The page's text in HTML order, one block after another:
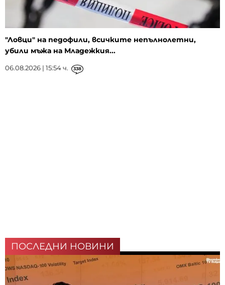
"Ловци" на педофили, всичките непълнолетни,
убили мъжа на Младежкия...
06.08.2026 | 15:54 ч. 338
ПОСЛЕДНИ НОВИНИ